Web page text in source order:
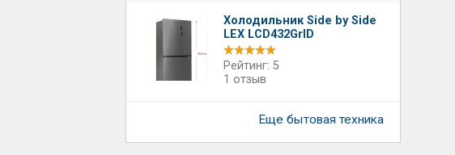
Холодильник Side by Side
LEX LCD432GrID
Рейтинг: 5
1 отзыв
Еще бытовая техника